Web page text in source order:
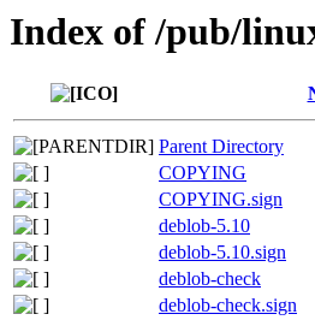
Index of /pub/
Parent Directory
COPYING
COPYING.sign
deblob-5.10
deblob-5.10.sign
deblob-check
deblob-check.sign